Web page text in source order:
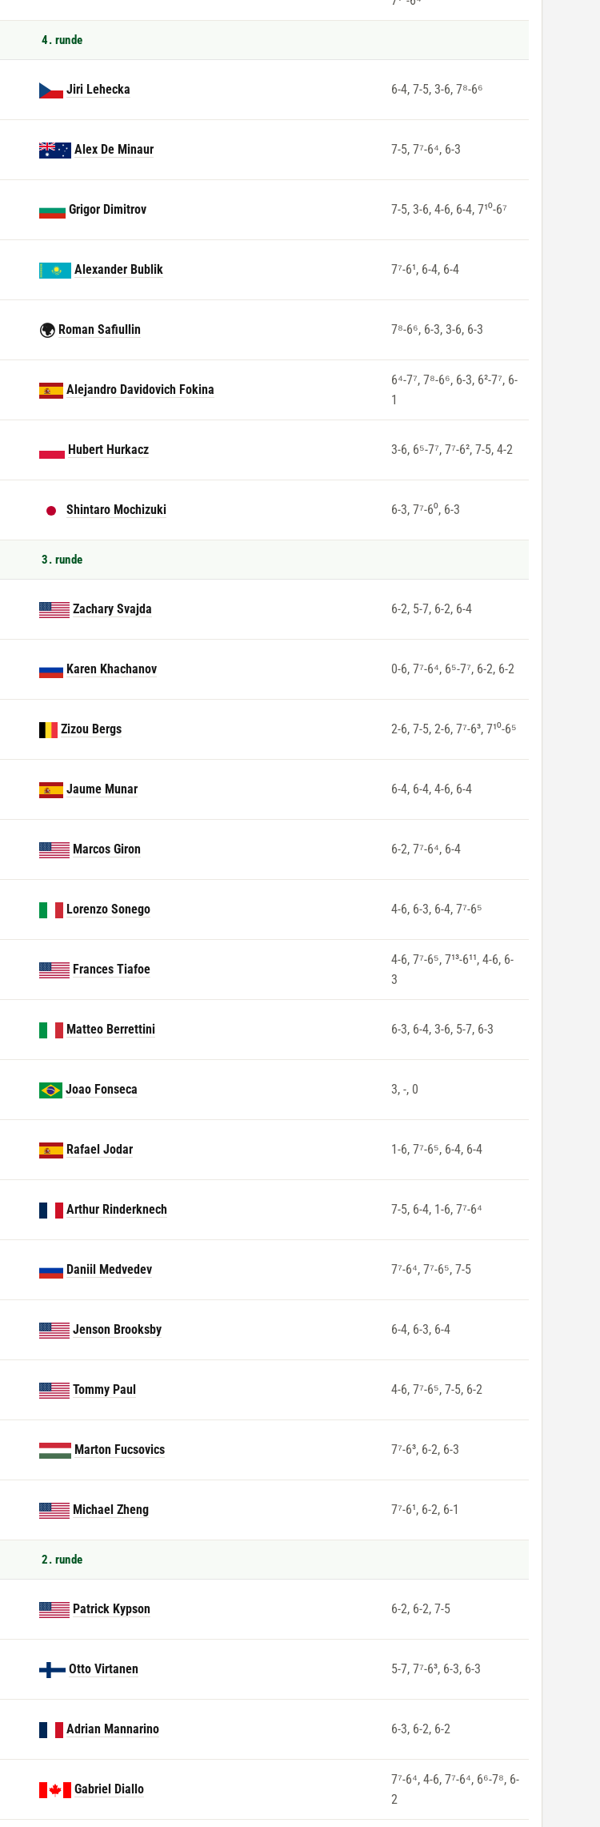
4. runde
Jiri Lehecka 6-4, 7-5, 3-6, 7⁸-6⁶
Alex De Minaur 7-5, 7⁷-6⁴, 6-3
Grigor Dimitrov 7-5, 3-6, 4-6, 6-4, 7¹⁰-6⁷
Alexander Bublik 7⁷-6¹, 6-4, 6-4
🌍 Roman Safiullin 7⁸-6⁶, 6-3, 3-6, 6-3
Alejandro Davidovich Fokina
6⁴-7⁷, 7⁸-6⁶, 6-3, 6²-7⁷, 6-
1
Hubert Hurkacz 3-6, 6⁵-7⁷, 7⁷-6², 7-5, 4-2
Shintaro Mochizuki 6-3, 7⁷-6⁰, 6-3
3. runde
Zachary Svajda 6-2, 5-7, 6-2, 6-4
Karen Khachanov 0-6, 7⁷-6⁴, 6⁵-7⁷, 6-2, 6-2
Zizou Bergs 2-6, 7-5, 2-6, 7⁷-6³, 7¹⁰-6⁵
Jaume Munar 6-4, 6-4, 4-6, 6-4
Marcos Giron 6-2, 7⁷-6⁴, 6-4
Lorenzo Sonego 4-6, 6-3, 6-4, 7⁷-6⁵
Frances Tiafoe
4-6, 7⁷-6⁵, 7¹³-6¹¹, 4-6, 6-
3
Matteo Berrettini 6-3, 6-4, 3-6, 5-7, 6-3
Joao Fonseca 3, -, 0
Rafael Jodar 1-6, 7⁷-6⁵, 6-4, 6-4
Arthur Rinderknech 7-5, 6-4, 1-6, 7⁷-6⁴
Daniil Medvedev 7⁷-6⁴, 7⁷-6⁵, 7-5
Jenson Brooksby 6-4, 6-3, 6-4
Tommy Paul 4-6, 7⁷-6⁵, 7-5, 6-2
Marton Fucsovics 7⁷-6³, 6-2, 6-3
Michael Zheng 7⁷-6¹, 6-2, 6-1
2. runde
Patrick Kypson 6-2, 6-2, 7-5
Otto Virtanen 5-7, 7⁷-6³, 6-3, 6-3
Adrian Mannarino 6-3, 6-2, 6-2
Gabriel Diallo
7⁷-6⁴, 4-6, 7⁷-6⁴, 6⁶-7⁸, 6-
2